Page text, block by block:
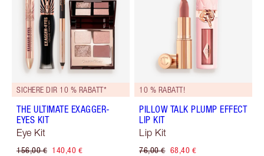
SICHERE DIR 10 % RABATT*
THE ULTIMATE EXAGGER-
EYES KIT
Eye Kit
156,00 € 140,40 €
10 % RABATT!
PILLOW TALK PLUMP EFFECT
LIP KIT
Lip Kit
76,00 € 68,40 €